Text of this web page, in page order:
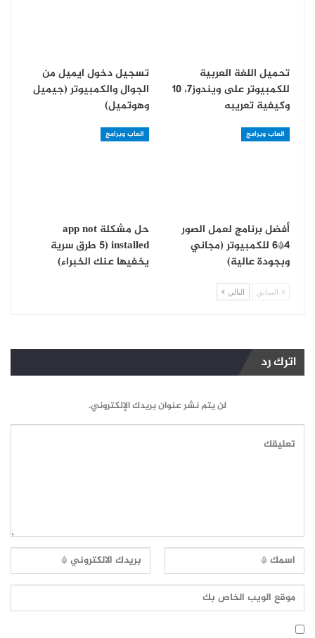
تحميل اللغة العربية
للكمبيوتر على ويندوز7، 10
وكيفية تعريبه
تسجيل دخول ايميل من
الجوال والكمبيوتر (جيميل
وهوتميل)
العاب وبرامج
أفضل برنامج لعمل الصور
4*6 للكمبيوتر (مجاني
وبجودة عالية)
العاب وبرامج
حل مشكلة app not
installed (5 طرق سرية
يخفيها عنك الخبراء)
السابق التالي
اترك رد
لن يتم نشر عنوان بريدك الإلكتروني.